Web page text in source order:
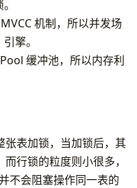
机制，所以并发场
擎。
缓冲池，所以内存利
张表加锁，当加锁后，其
行锁的粒度则小很多，
不会阻塞操作同一表的